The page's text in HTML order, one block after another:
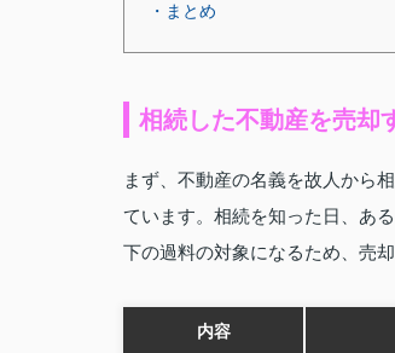
・まとめ
相続した不動産を売却
まず、不動産の名義を故人から
ています。相続を知った日、あ
下の過料の対象になるため、売
内容